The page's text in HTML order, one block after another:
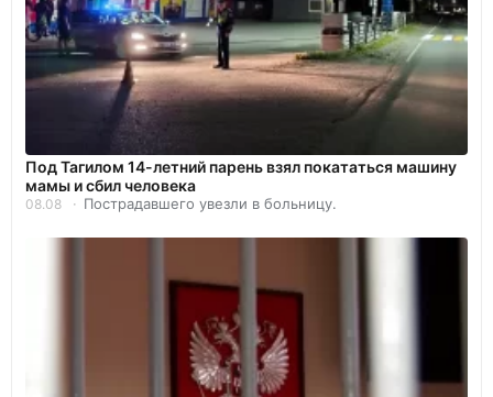
Под Тагилом 14-летний парень взял покататься машину
мамы и сбил человека
08.08 Пострадавшего увезли в больницу.